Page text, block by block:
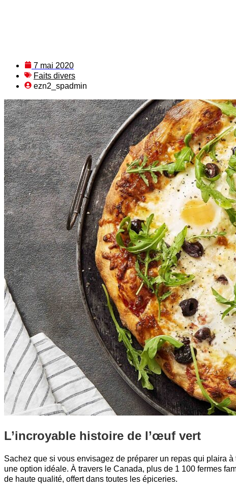
7 mai 2020
Faits divers
ezn2_spadmin
L’incroyable histoire de l’œuf vert
Sachez que si vous envisagez de préparer un repas qui plaira
une option idéale. À travers le Canada, plus de 1 100 fermes
de haute qualité, offert dans toutes les épiceries.